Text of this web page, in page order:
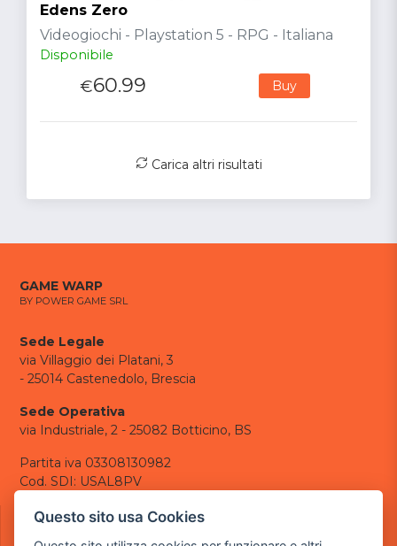
Edens Zero
Videogiochi - Playstation 5 - RPG - Italiana
Disponibile
€60.99 Buy
Carica altri risultati
GAME WARP
BY POWER GAME SRL
Sede Legale
via Villaggio dei Platani, 3
- 25014 Castenedolo, Brescia
Sede Operativa
via Industriale, 2 - 25082 Botticino, BS
Partita iva 03308130982
Cod. SDI: USAL8PV
CONTATTI
Questo sito usa Cookies